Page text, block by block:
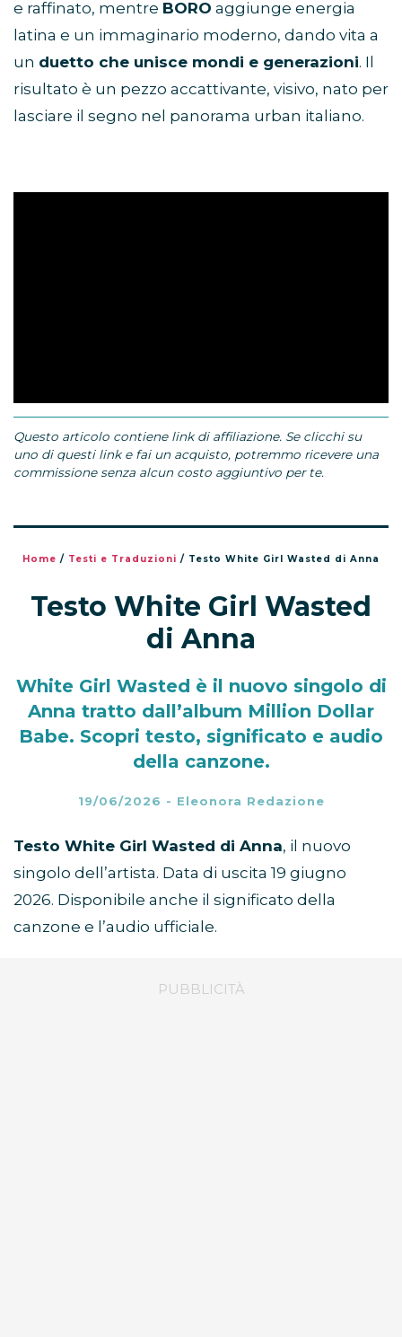
e raffinato, mentre BORO aggiunge energia
latina e un immaginario moderno, dando vita a
un duetto che unisce mondi e generazioni. Il
risultato è un pezzo accattivante, visivo, nato per
lasciare il segno nel panorama urban italiano.
Questo articolo contiene link di affiliazione. Se clicchi su
uno di questi link e fai un acquisto, potremmo ricevere una
commissione senza alcun costo aggiuntivo per te.
Home / Testi e Traduzioni / Testo White Girl Wasted di Anna
Testo White Girl Wasted
di Anna
White Girl Wasted è il nuovo singolo di
Anna tratto dall’album Million Dollar
Babe. Scopri testo, significato e audio
della canzone.
19/06/2026 - Eleonora Redazione
Testo White Girl Wasted di Anna, il nuovo
singolo dell’artista. Data di uscita 19 giugno
2026. Disponibile anche il significato della
canzone e l’audio ufficiale.